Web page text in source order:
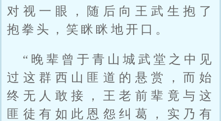
对视一眼，随后向王武生抱了
抱拳头，笑眯眯地开口。
“晚辈曾于青山城武堂之中见
过这群西山匪道的悬赏，而始
终无人敢接，王老前辈竟与这
匪徒有如此恩怨纠葛，实乃有